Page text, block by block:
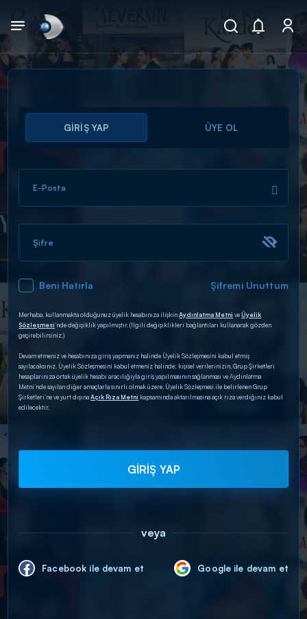
Arama
ARAMA SONUÇLARI
DİĞER SONUÇLAR
GİRİŞ YAP ÜYE OL
E-Posta
Şifre
Beni Hatırla Şifremi Unuttum
Merhaba, kullanmakta olduğunuz üyelik hesabınıza ilişkinAydınlatma Metni veÜyelik
Sözleşmesi’nde değişiklik yapılmıştır. (İlgili değişiklikleri bağlantıları kullanarak gözden
geçirebilirsiniz.)
Devam etmeniz ve hesabınıza giriş yapmanız halinde Üyelik Sözleşmesini kabul etmiş
sayılacaksınız. Üyelik Sözleşmesini kabul etmeniz halinde; kişisel verilerinizin, Grup Şirketleri
hesaplarınıza ortak üyelik hesabı aracılığıyla giriş yapılmasının sağlanması ve Aydınlatma
Metni’nde sayılan diğer amaçlarla sınırlı olmak üzere, Üyelik Sözleşmesi ile belirlenen Grup
Şirketleri’ne ve yurt dışınaAçık Rıza Metni kapsamında aktarılmasına açık rıza verdiğiniz kabul
edilecektir.
GİRİŞ YAP
veya
Facebook ile devam et Google ile devam et